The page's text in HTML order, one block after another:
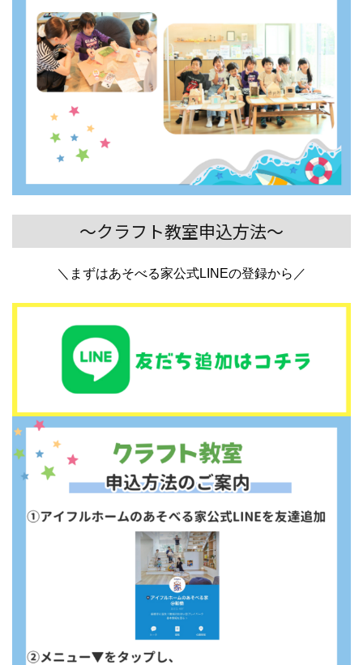
～クラフト教室申込方法～
＼まずはあそべる家公式LINEの登録から／